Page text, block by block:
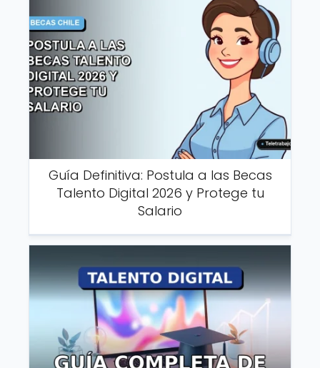
Guía Definitiva: Postula a las Becas
Talento Digital 2026 y Protege tu
Salario